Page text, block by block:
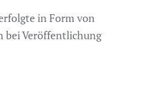
in Form von
bei Veröffentlichung